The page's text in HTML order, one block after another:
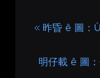
昨昏 ê 圖：
明仔載 ê 圖